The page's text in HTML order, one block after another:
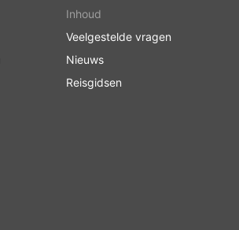
Inhoud
Veelgestelde vragen
Nieuws
Reisgidsen